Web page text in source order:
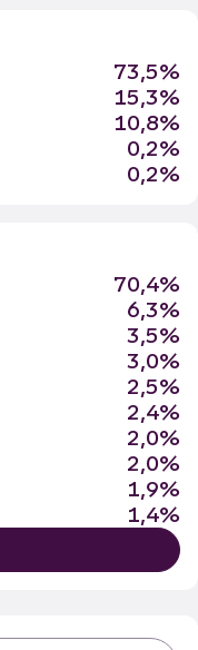
73,5%
15,3%
10,8%
0,2%
0,2%
70,4%
6,3%
3,5%
3,0%
2,5%
2,4%
2,0%
2,0%
1,9%
1,4%